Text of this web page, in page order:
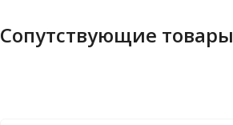
Сопутствующие товары